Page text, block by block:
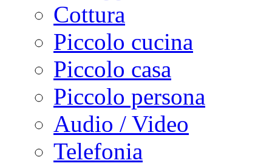
Cottura
Piccolo cucina
Piccolo casa
Piccolo persona
Audio / Video
Telefonia